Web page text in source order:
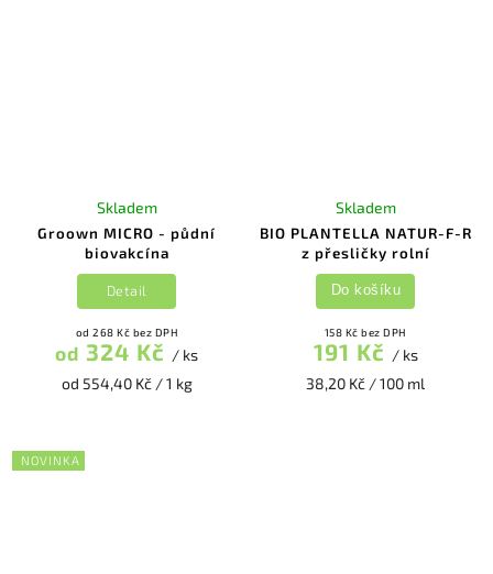
Groown MICRO - půdní
biovakcína
Skladem
od 268 Kč bez DPH
od 324 Kč / ks
od 554,40 Kč / 1 kg
Detail
BIO PLANTELLA NATUR-F-R
z přesličky rolní
Skladem
158 Kč bez DPH
191 Kč / ks
38,20 Kč / 100 ml
Do košíku
NOVINKA